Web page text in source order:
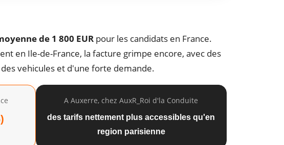
de 1 800 EUR pour les candidats en France.
en Ile-de-France, la facture grimpe encore, avec des
vehicules et d'une forte demande.
A Auxerre, chez AuxR_Roi d'la Conduite
des tarifs nettement plus accessibles qu'en
region parisienne